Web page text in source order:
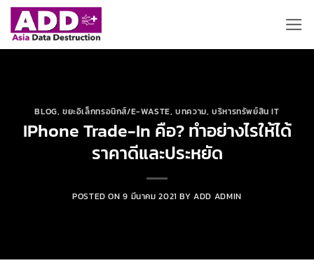
ข้าม
ไป
ยัง
BLOG, ขยะอิเล็กทรอนิกส์/E-WASTE,บทความ,บริหารทรัพย์สิน IT
IPhone Trade-In คือ? ทำอย่างไรให้ได้
ราคาดีและประหยัด
POSTED ON9 มีนาคม 2021 BYADD ADMIN